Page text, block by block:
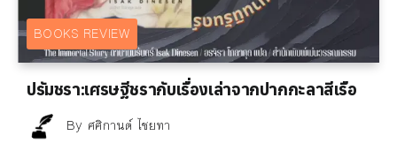
BOOKS REVIEW
ปรัมชรา:เศรษฐีชรากับเรื่องเล่าจากปากกะลาสีเรือ
By ศศิกานต์ ไชยทา